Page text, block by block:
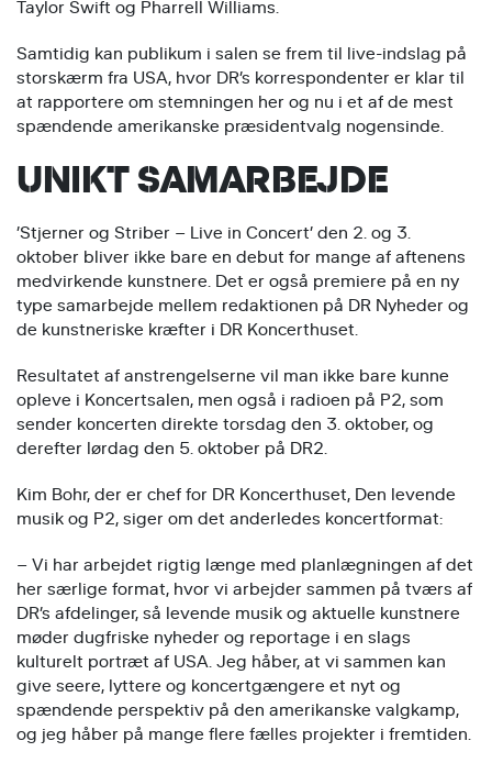
Taylor Swift og Pharrell Williams.
Samtidig kan publikum i salen se frem til live-indslag på
storskærm fra USA, hvor DR’s korrespondenter er klar til
at rapportere om stemningen her og nu i et af de mest
spændende amerikanske præsidentvalg nogensinde.
UNIKT SAMARBEJDE
’Stjerner og Striber – Live in Concert’ den 2. og 3.
oktober bliver ikke bare en debut for mange af aftenens
medvirkende kunstnere. Det er også premiere på en ny
type samarbejde mellem redaktionen på DR Nyheder og
de kunstneriske kræfter i DR Koncerthuset.
Resultatet af anstrengelserne vil man ikke bare kunne
opleve i Koncertsalen, men også i radioen på P2, som
sender koncerten direkte torsdag den 3. oktober, og
derefter lørdag den 5. oktober på DR2.
Kim Bohr, der er chef for DR Koncerthuset, Den levende
musik og P2, siger om det anderledes koncertformat:
– Vi har arbejdet rigtig længe med planlægningen af det
her særlige format, hvor vi arbejder sammen på tværs af
DR’s afdelinger, så levende musik og aktuelle kunstnere
møder dugfriske nyheder og reportage i en slags
kulturelt portræt af USA. Jeg håber, at vi sammen kan
give seere, lyttere og koncertgængere et nyt og
spændende perspektiv på den amerikanske valgkamp,
og jeg håber på mange flere fælles projekter i fremtiden.